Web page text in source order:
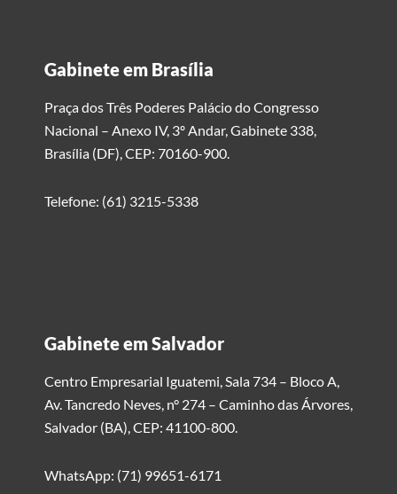
Gabinete em Brasília
Praça dos Três Poderes Palácio do Congresso
Nacional – Anexo IV, 3º Andar, Gabinete 338,
Brasília (DF), CEP: 70160-900.
Telefone: (61) 3215-5338
Gabinete em Salvador
Centro Empresarial Iguatemi, Sala 734 – Bloco A,
Av. Tancredo Neves, n° 274 – Caminho das Árvores,
Salvador (BA), CEP: 41100-800.
WhatsApp: (71) 99651-6171